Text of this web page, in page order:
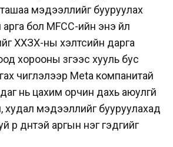
мэдээллийг бууруулах
арга бол MFCC-ийн энэ үйл
ХХЗХ-ны хэлтсийн дарга
хорооны зүгээс хууль бус
чиглэлээр Meta компанитай
нь цахим орчин дахь аюулгүй
худал мэдээллийг бууруулахад
үр дүнтэй аргын нэг гэдгийг